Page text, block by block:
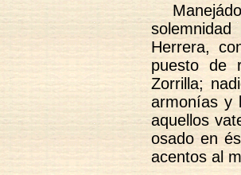
Herrera,
puesto de
Zorrilla;
armonías y
aquellos
osado en
acentos al